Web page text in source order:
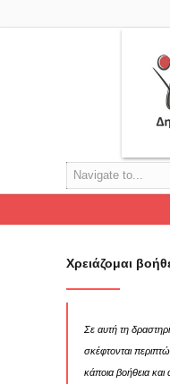
Navigate to...
Χρειάζομαι
Σε αυτή τη
σκέφτονται
κάποια βοήθεια